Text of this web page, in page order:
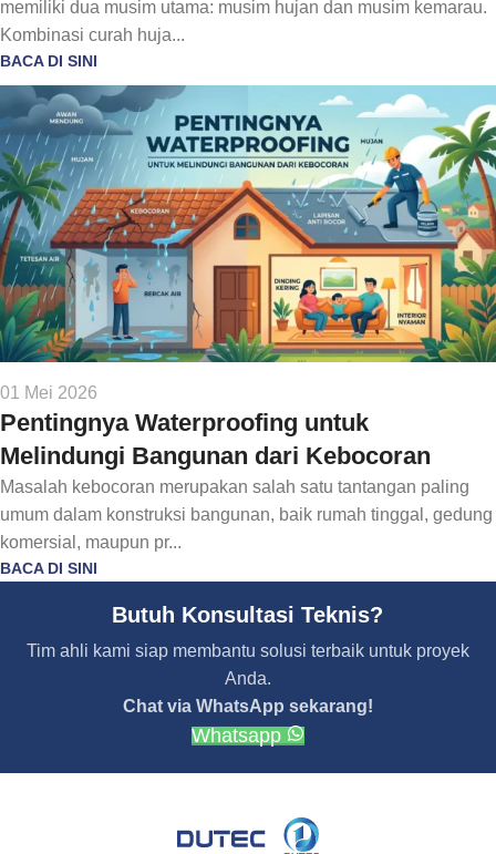
memiliki dua musim utama: musim hujan dan musim kemarau.
Kombinasi curah huja...
BACA DI SINI
01 Mei 2026
Pentingnya Waterproofing untuk
Melindungi Bangunan dari Kebocoran
Masalah kebocoran merupakan salah satu tantangan paling
umum dalam konstruksi bangunan, baik rumah tinggal, gedung
komersial, maupun pr...
BACA DI SINI
Butuh Konsultasi Teknis?
Tim ahli kami siap membantu solusi terbaik untuk proyek
Anda.
Chat via WhatsApp sekarang!
Whatsapp